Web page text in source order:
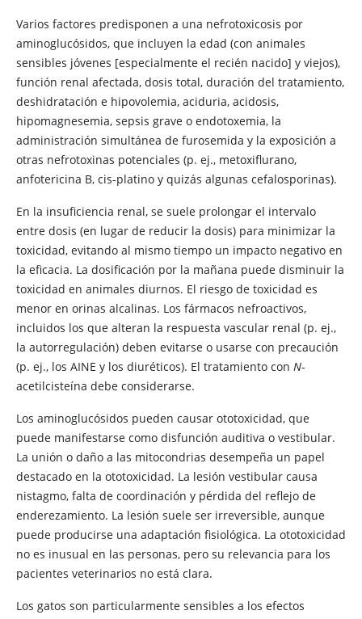
Varios factores predisponen a una nefrotoxicosis por
aminoglucósidos, que incluyen la edad (con animales
sensibles jóvenes [especialmente el recién nacido] y viejos),
función renal afectada, dosis total, duración del tratamiento,
deshidratación e hipovolemia, aciduria, acidosis,
hipomagnesemia, sepsis grave o endotoxemia, la
administración simultánea de furosemida y la exposición a
otras nefrotoxinas potenciales (p. ej., metoxiflurano,
anfotericina B, cis-platino y quizás algunas cefalosporinas).
En la insuficiencia renal, se suele prolongar el intervalo
entre dosis (en lugar de reducir la dosis) para minimizar la
toxicidad, evitando al mismo tiempo un impacto negativo en
la eficacia. La dosificación por la mañana puede disminuir la
toxicidad en animales diurnos. El riesgo de toxicidad es
menor en orinas alcalinas. Los fármacos nefroactivos,
incluidos los que alteran la respuesta vascular renal (p. ej.,
la autorregulación) deben evitarse o usarse con precaución
(p. ej., los AINE y los diuréticos). El tratamiento con N-
acetilcisteína debe considerarse.
Los aminoglucósidos pueden causar ototoxicidad, que
puede manifestarse como disfunción auditiva o vestibular.
La unión o daño a las mitocondrias desempeña un papel
destacado en la ototoxicidad. La lesión vestibular causa
nistagmo, falta de coordinación y pérdida del reflejo de
enderezamiento. La lesión suele ser irreversible, aunque
puede producirse una adaptación fisiológica. La ototoxicidad
no es inusual en las personas, pero su relevancia para los
pacientes veterinarios no está clara.
Los gatos son particularmente sensibles a los efectos